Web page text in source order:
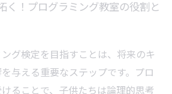
く！プログラミング教室の役割と
グ検定を目指すことは、将来のキ
与える重要なステップです。プロ
ることで、子供たちは論理的思考